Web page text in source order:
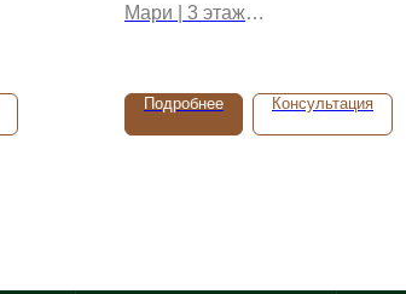
Мари | 3 этаж
Подробнее Консультация